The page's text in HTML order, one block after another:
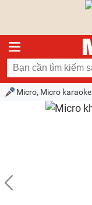
Micro, Micro karaoke